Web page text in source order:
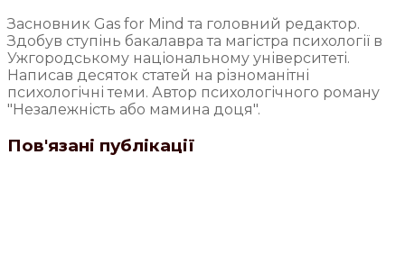
Засновник Gas for Mind та головний редактор.
Здобув ступінь бакалавра та магістра психології в
Ужгородському національному університеті.
Написав десяток статей на різноманітні
психологічні теми. Автор психологічного роману
"Незалежність або мамина доця".
Пов'язані публікації